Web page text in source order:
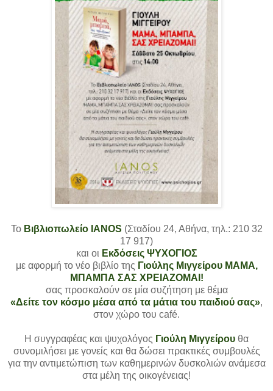
Το Βιβλιοπωλείο ΙΑΝΟS (Σταδίου 24, Αθήνα, τηλ.: 210 32
17 917)
και οι Εκδόσεις ΨΥΧΟΓΙΟΣ
με αφορμή το νέο βιβλίο της Γιούλης Μιγγείρου ΜΑΜΑ,
ΜΠΑΜΠΑ ΣΑΣ ΧΡΕΙΑΖΟΜΑΙ!
σας προσκαλούν σε μία συζήτηση με θέμα
«Δείτε τον κόσμο μέσα από τα μάτια του παιδιού σας»,
στον χώρο του café.
Η συγγραφέας και ψυχολόγος Γιούλη Μιγγείρου θα
συνομιλήσει με γονείς και θα δώσει πρακτικές συμβουλές
για την αντιμετώπιση των καθημερινών δυσκολιών ανάμεσα
στα μέλη της οικογένειας!